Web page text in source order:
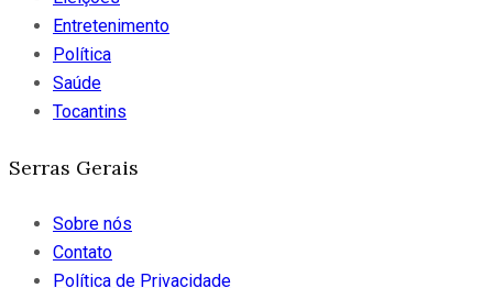
Entretenimento
Política
Saúde
Tocantins
Serras Gerais
Sobre nós
Contato
Política de Privacidade